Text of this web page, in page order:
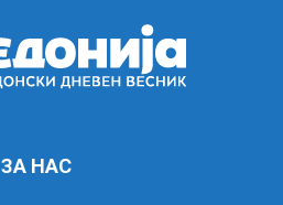
ЗА НАС